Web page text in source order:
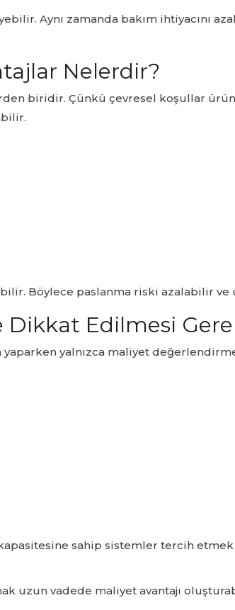
Aynı zamanda bakım ihtiyacını
Nelerdir?
biridir. Çünkü çevresel koşullar
Böylece paslanma riski azalabilir
Edilmesi
yalnızca maliyet
sahip sistemler tercih
uzun vadede maliyet avantajı